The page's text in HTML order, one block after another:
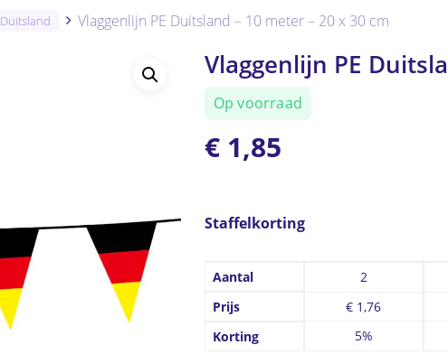
Duitsland Vlaggenlijn PE Duitsland – 10 meter – 20 x 30 cm
Vlaggenlijn PE
Op voorraad
€1,85
Staffelkorting
Aantal 2
Prijs
€ 1,76
Korting
5%